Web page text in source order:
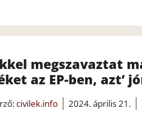
megszavaztat
az EP-ben, azt’
civilek.info 2024. április 21.